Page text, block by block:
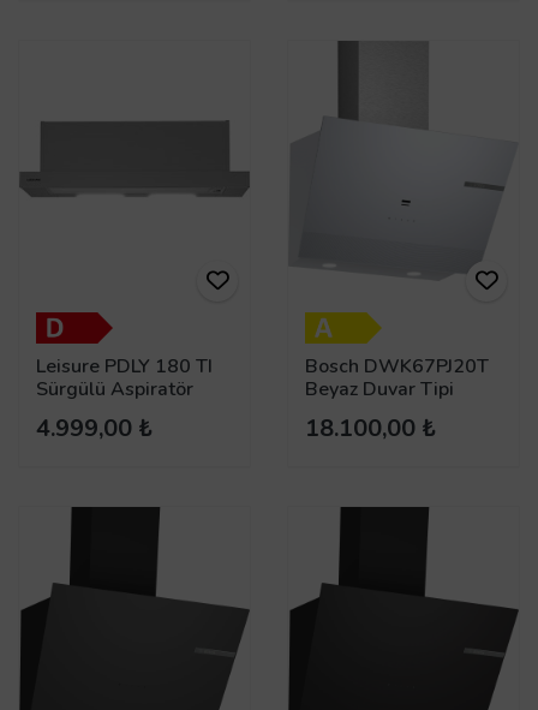
Leisure PDLY 180 TI
Sürgülü Aspiratör
4.999,00 ₺
Bosch DWK67PJ20T
Beyaz Duvar Tipi
18.100,00 ₺